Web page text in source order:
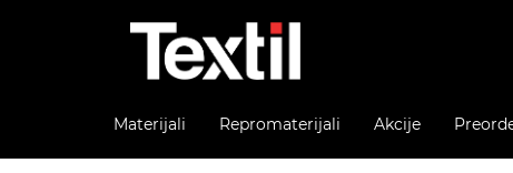
Materijali Repromaterijali Akcije